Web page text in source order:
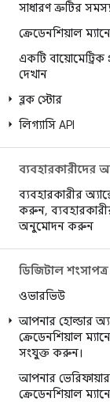
সাধারণ ত্রুটির
ক্রেডেনশিয়াল
একটি বায়োমেট্রিক
দেখান
ব্লক স্টোর
লিগ্যাসি API
ব্যবহারকারীর
করুন,
অনুমোদন করুন
ডিজিটাল
ওভারভিউ
আপনার হোল্ডার
ক্রেডেনশিয়াল
সংযুক্ত করুন।
আপনার
ক্রেডেনশিয়াল